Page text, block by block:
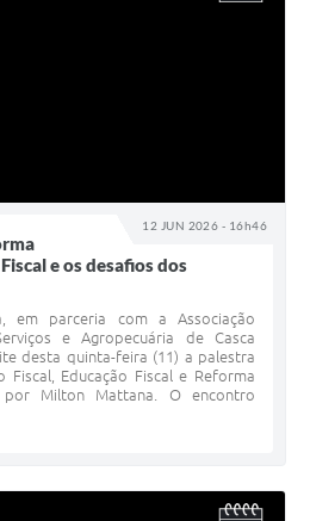
12 JUN 2026 - 16h46
e os desafios dos
em parceria com a Associação
e Agropecuária de Casca
desta quinta-feira (11) a palestra
Fiscal, Educação Fiscal e Reforma
por Milton Mattana. O encontro